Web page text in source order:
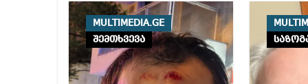
MULTIMEDIA.GE
შემთხვევა